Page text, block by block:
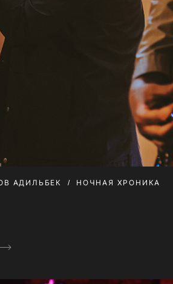
АДИЛЬБЕК НОЧНАЯ ХРОНИКА